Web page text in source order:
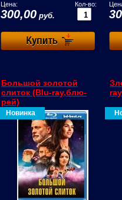
Цена:
300,00 руб.
Кол-во:
Большой золотой
слиток (Blu-ray,блю-
рей)
Новинка